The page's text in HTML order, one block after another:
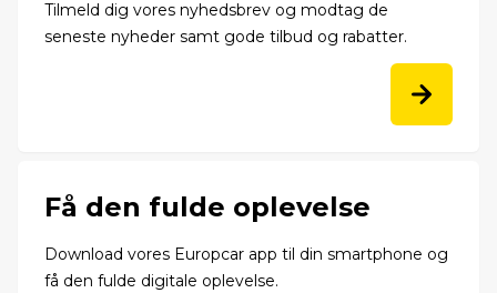
Tilmeld dig vores nyhedsbrev og modtag de
seneste nyheder samt gode tilbud og rabatter.
Få den fulde oplevelse
Download vores Europcar app til din smartphone og
få den fulde digitale oplevelse.